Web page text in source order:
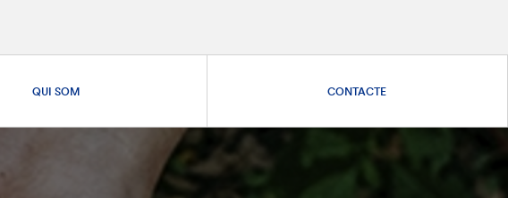
QUI SOM CONTACTE